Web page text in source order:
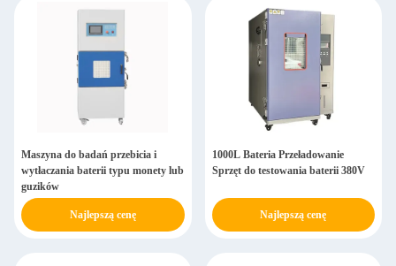
Maszyna do badań przebicia i
wytłaczania baterii typu monety lub
guzików
Najlepszą cenę
1000L Bateria Przeładowanie
Sprzęt do testowania baterii 380V
Najlepszą cenę